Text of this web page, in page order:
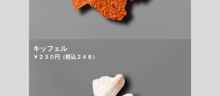
キッフェル
￥２３０円（税込２４８）